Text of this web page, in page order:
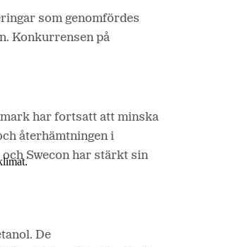
som genomfördes
Konkurrensen på
har fortsatt att minska
återhämtningen i
Swecon har stärkt sin
De